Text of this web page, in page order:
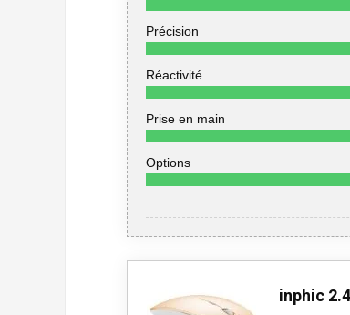
Précision
Réactivité
Prise en main
Options
inphic